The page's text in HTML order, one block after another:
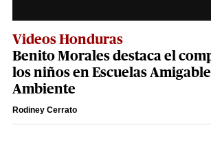
Videos Honduras
Benito Morales destaca el
los niños en Escuelas
Ambiente
Rodiney Cerrato